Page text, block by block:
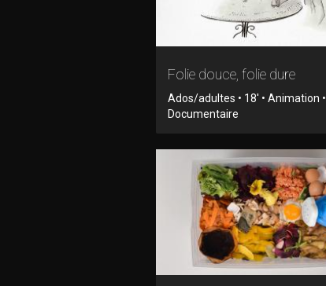
Folie douce, folie dure
Ados/adultes • 18' • Animation •
Documentaire